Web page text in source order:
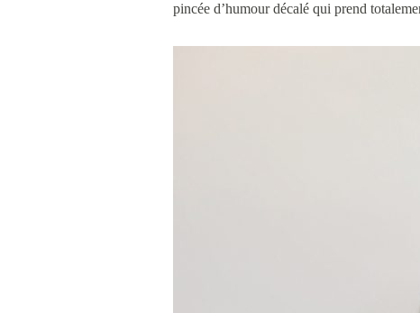
pincée d’humour décalé qui prend